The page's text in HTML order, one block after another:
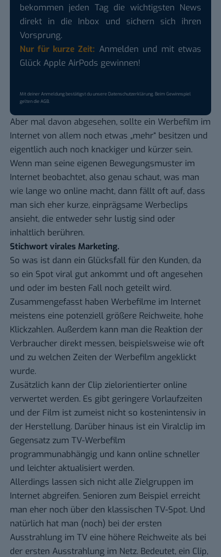
bekommen jeden Tag die wichtigsten News
direkt in die Inbox und sichern sich ihren
Vorsprung.
Nur für kurze Zeit: Anmelden und mit etwas
Glück Apple AirPods gewinnen!
Mit deiner Anmeldung bestätigst du unsereDatenschutzerklärung. Beim Gewinnspiel
gelten dieAGB.
Aber mal davon abgesehen, sollte ein Werbefilm im
Internet von allem noch etwas „mehr“ besitzen und
eigentlich auch noch knackiger und kürzer sein.
Wenn man seine eigenen Bewegungsmuster im
Internet beobachtet, also genau schaut, was man
wie lange wo online macht, dann fällt oft auf, dass
man sich eher kurze, einprägsame Werbeclips
ansieht, die entweder sehr lustig sind oder
inhaltlich berühren.
Stichwort virales Marketing.
So was ist dann ein Glücksfall für den Kunden, da
so ein Spot viral gut ankommt und oft angesehen
und oder im besten Fall noch geteilt wird.
Zusammengefasst haben Werbefilme im Internet
meistens eine potenziell größere Reichweite, hohe
Klickzahlen. Außerdem kann man die Reaktion der
Verbraucher direkt messen, beispielsweise wie oft
und zu welchen Zeiten der Werbefilm angeklickt
wurde.
Zusätzlich kann der Clip zielorientierter online
verwertet werden. Es gibt geringere Vorlaufzeiten
und der Film ist zumeist nicht so kostenintensiv in
der Herstellung. Darüber hinaus ist ein Viralclip im
Gegensatz zum TV-Werbefilm
programmunabhängig und kann online schneller
und leichter aktualisiert werden.
Allerdings lassen sich nicht alle Zielgruppen im
Internet abgreifen. Senioren zum Beispiel erreicht
man eher noch über den klassischen TV-Spot. Und
natürlich hat man (noch) bei der ersten
Ausstrahlung im TV eine höhere Reichweite als bei
der ersten Ausstrahlung im Netz. Bedeutet, ein Clip,